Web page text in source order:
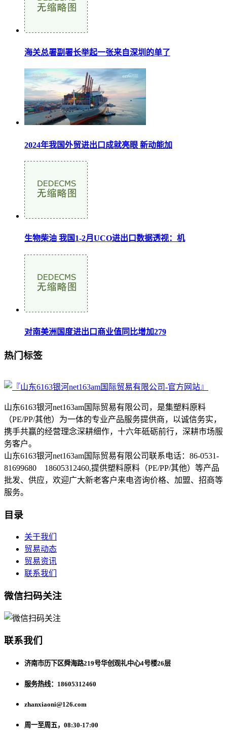
海关总署副署长举起一张来自深圳的单了
2024年我国外贸进出口成就亮眼 新动能加
生物柴油 我国1-2月UCO进出口数据透视：机
对南美洲国度进出口商业值同比增加279
热门标签
山东6163银河net163am国际贸易有限公司，是集塑料原料
（PE/PP/其他）为一体的专业产品服务提供商，以诚信务实，
携手共赢的经营理念深耕细作，十六年砥砺前行，深耕市场服
务客户。
山东6163银河net163am国际贸易有限公司联系电话：86-0531-
81699680 18605312460,提供塑料原料（PE/PP/其他）等产品
批发、供应，欢迎广大新老客户来电咨询价格、加盟、招商等
服务。
目录
关于我们
贸易动态
贸易资讯
联系我们
微信扫码关注
联系我们
济南市历下区舜海路219号华创观礼中心4号楼26层
服务热线：18605312460
zhanxiaoni@126.com
周一至周五，08:30-17:00